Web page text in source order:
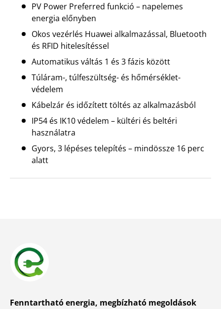
PV Power Preferred funkció – napelemes
energia előnyben
Okos vezérlés Huawei alkalmazással, Bluetooth
és RFID hitelesítéssel
Automatikus váltás 1 és 3 fázis között
Túláram-, túlfeszültség- és hőmérséklet-
védelem
Kábelzár és időzített töltés az alkalmazásból
IP54 és IK10 védelem – kültéri és beltéri
használatra
Gyors, 3 lépéses telepítés – mindössze 16 perc
alatt
Fenntartható energia, megbízható megoldások